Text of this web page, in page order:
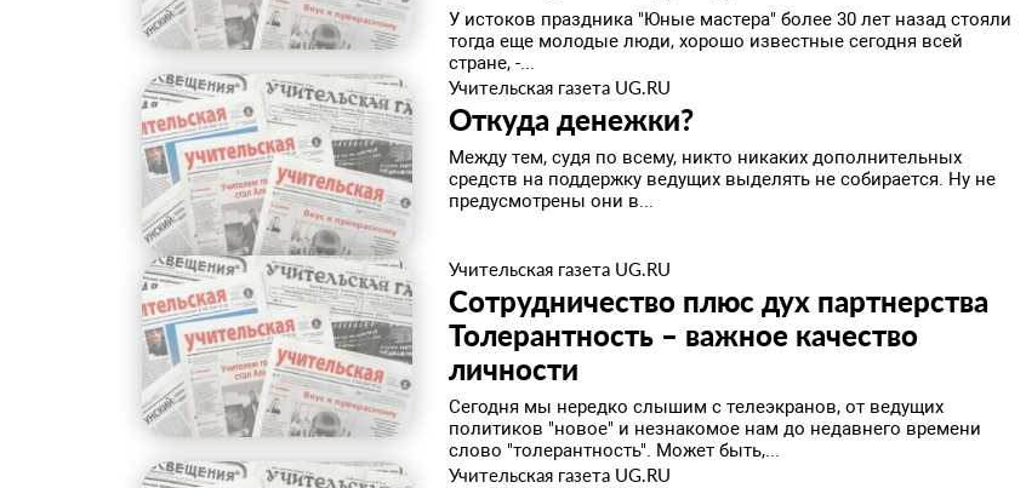
У истоков праздника "Юные мастера" более 30 лет назад стояли
тогда еще молодые люди, хорошо известные сегодня всей
стране, -...
Учительская газета UG.RU
Откуда денежки?
Между тем, судя по всему, никто никаких дополнительных
средств на поддержку ведущих выделять не собирается. Ну не
предусмотрены они в...
Учительская газета UG.RU
Сотрудничество плюс дух партнерства
Толерантность – важное качество
личности
Сегодня мы нередко слышим с телеэкранов, от ведущих
политиков "новое" и незнакомое нам до недавнего времени
слово "толерантность". Может быть,...
Учительская газета UG.RU